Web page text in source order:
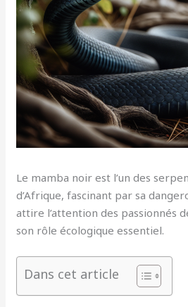
Le mamba noir est l’un des
d’Afrique, fascinant par sa
attire l’attention des passionnés
son rôle écologique essentiel.
Dans cet article